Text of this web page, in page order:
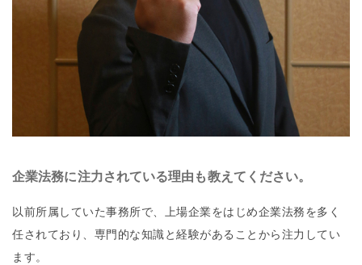
企業法務に注力されている理由も教えてください。
以前所属していた事務所で、上場企業をはじめ企業法務を多く
任されており、専門的な知識と経験があることから注力してい
ます。